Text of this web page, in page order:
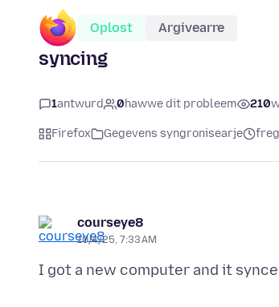
Oplost Argivearre
syncing
1antwurd 0hawwe dit probleem 210
Firefox Gegevens syngronisearje
courseye8
10/4/25, 7:33 AM